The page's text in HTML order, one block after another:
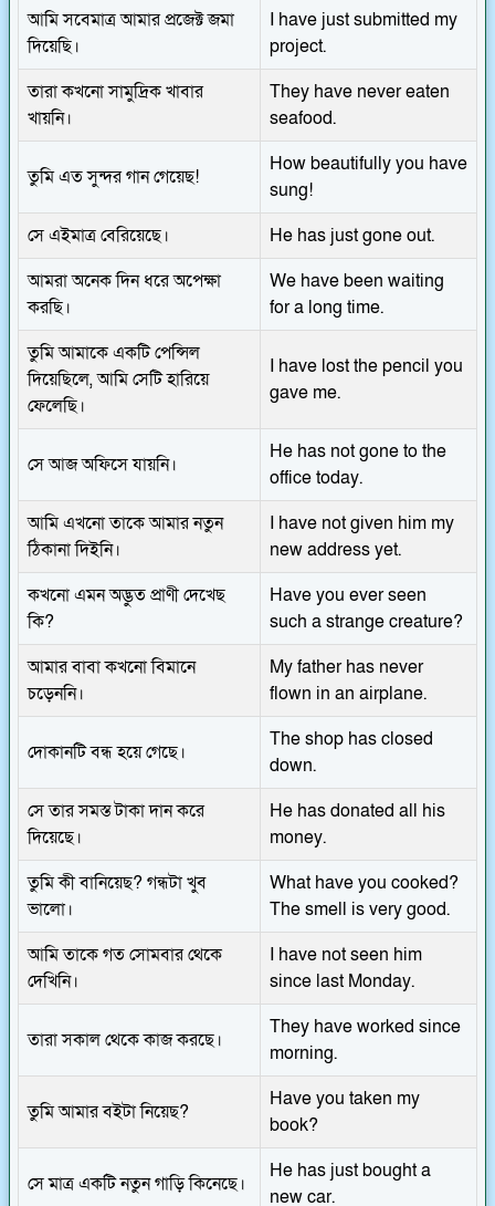
আমি সবেমাত্র আমার প্রজেক্ট জমা
দিয়েছি।
I have just submitted my
project.
তারা কখনো সামুদ্রিক খাবার
খায়নি।
They have never eaten
seafood.
তুমি এত সুন্দর গান গেয়েছ!
How beautifully you have
sung!
সে এইমাত্র বেরিয়েছে।
He has just gone out.
আমরা অনেক দিন ধরে অপেক্ষা
করছি।
We have been waiting
for a long time.
তুমি আমাকে একটি পেন্সিল
দিয়েছিলে, আমি সেটি হারিয়ে
ফেলেছি।
I have lost the pencil you
gave me.
সে আজ অফিসে যায়নি।
He has not gone to the
office today.
আমি এখনো তাকে আমার নতুন
ঠিকানা দিইনি।
I have not given him my
new address yet.
কখনো এমন অদ্ভুত প্রাণী দেখেছ
কি?
Have you ever seen
such a strange creature?
আমার বাবা কখনো বিমানে
চড়েননি।
My father has never
flown in an airplane.
দোকানটি বন্ধ হয়ে গেছে।
The shop has closed
down.
সে তার সমস্ত টাকা দান করে
দিয়েছে।
He has donated all his
money.
তুমি কী বানিয়েছ? গন্ধটা খুব
ভালো।
What have you cooked?
The smell is very good.
আমি তাকে গত সোমবার থেকে
দেখিনি।
I have not seen him
since last Monday.
তারা সকাল থেকে কাজ করছে।
They have worked since
morning.
তুমি আমার বইটা নিয়েছ?
Have you taken my
book?
সে মাত্র একটি নতুন গাড়ি কিনেছে।
He has just bought a
new car.